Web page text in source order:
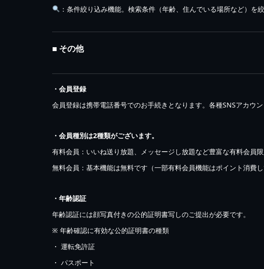
：条件絞り込み機能。検索条件（年齢、住んでいる場所など）を
■ その他
・会員登録
会員登録は携帯電話番号でのお手続きとなります。各種SNSアカウ
・会員種別は2種類がございます。
有料会員：いいね送り放題、メッセージし放題など豊富な有料会員
無料会員：基本機能は無料です（一部有料会員機能はポイント消費し
・年齢認証
年齢認証には顔写真付きの公的証明書写しのご提出が必要です。
※ 年齢確認に有効な公的証明書の種類
・ 運転免許証
・ パスポート